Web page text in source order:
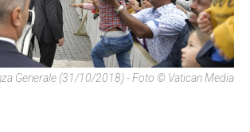
Generale (31/10/2018) - Foto © Vatican Media